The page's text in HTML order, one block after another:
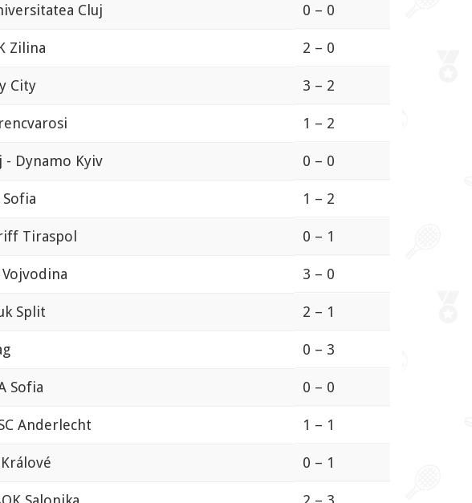
Cluj 0 – 0
Zilina 2 – 0
City 3 – 2
1 – 2
- Dynamo Kyiv 0 – 0
1 – 2
Tiraspol 0 – 1
3 – 0
Split 2 – 1
0 – 3
Sofia 0 – 0
Anderlecht 1 – 1
0 – 1